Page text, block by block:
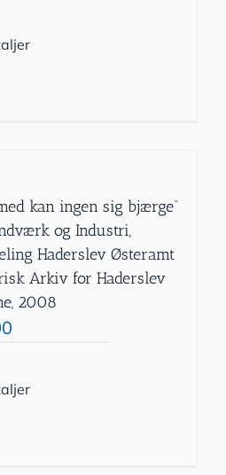
kan ingen sig bjærge”
og Industri,
Haderslev Østeramt
Arkiv for Haderslev
2008